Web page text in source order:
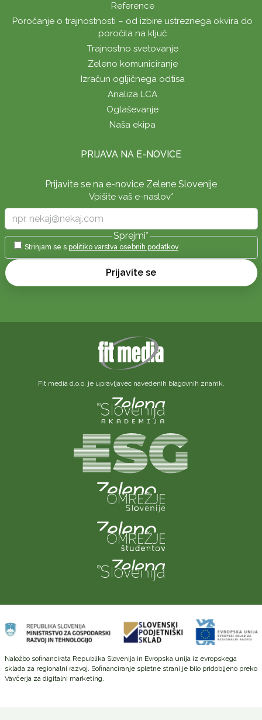
Reference
Poročanje o trajnostnosti – od izbire ustreznega okvira do
poročila na ključ
Trajnostno svetovanje
Zeleno komuniciranje
Izračun ogljičnega odtisa
Analiza LCA
Oglaševanje
Naša ekipa
PRIJAVA NA E-NOVICE
Prijavite se na e-novice Zelene Slovenije
Vpišite vaš e-naslov*
Sprejmi*
Strinjam se s politiko varstva osebnih podatkov
Prijavite se
Fit media d.o.o. je upravljavec navedenih blagovnih znamk.
Naložbo sofinancirata Republika Slovenija in Evropska unija iz evropskega
sklada za regionalni razvoj. Sofinanciranje spletne strani je bilo pridobljeno preko
Vavčerja za digitalni marketing.